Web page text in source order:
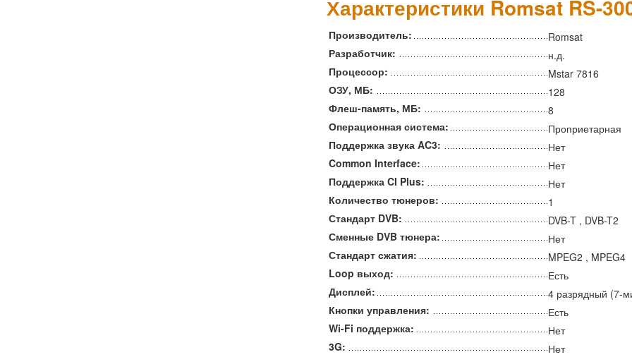
Характеристики Romsat RS-
Производитель:
Romsat
Разработчик:
н.д.
Процессор:
Mstar 7816
ОЗУ, МБ:
128
Флеш-память, МБ:
8
Операционная система:
Проприетарная
Поддержка звука AC3:
Нет
Common Interface:
Нет
Поддержка CI Plus:
Нет
Количество тюнеров:
1
Стандарт DVB:
DVB-T , DVB-T2
Сменные DVB тюнера:
Нет
Стандарт сжатия:
MPEG2 , MPEG4
Loop выход:
Есть
Дисплей:
4 разрядный (7-
Кнопки управления:
Есть
Wi-Fi поддержка:
Нет
3G:
Нет